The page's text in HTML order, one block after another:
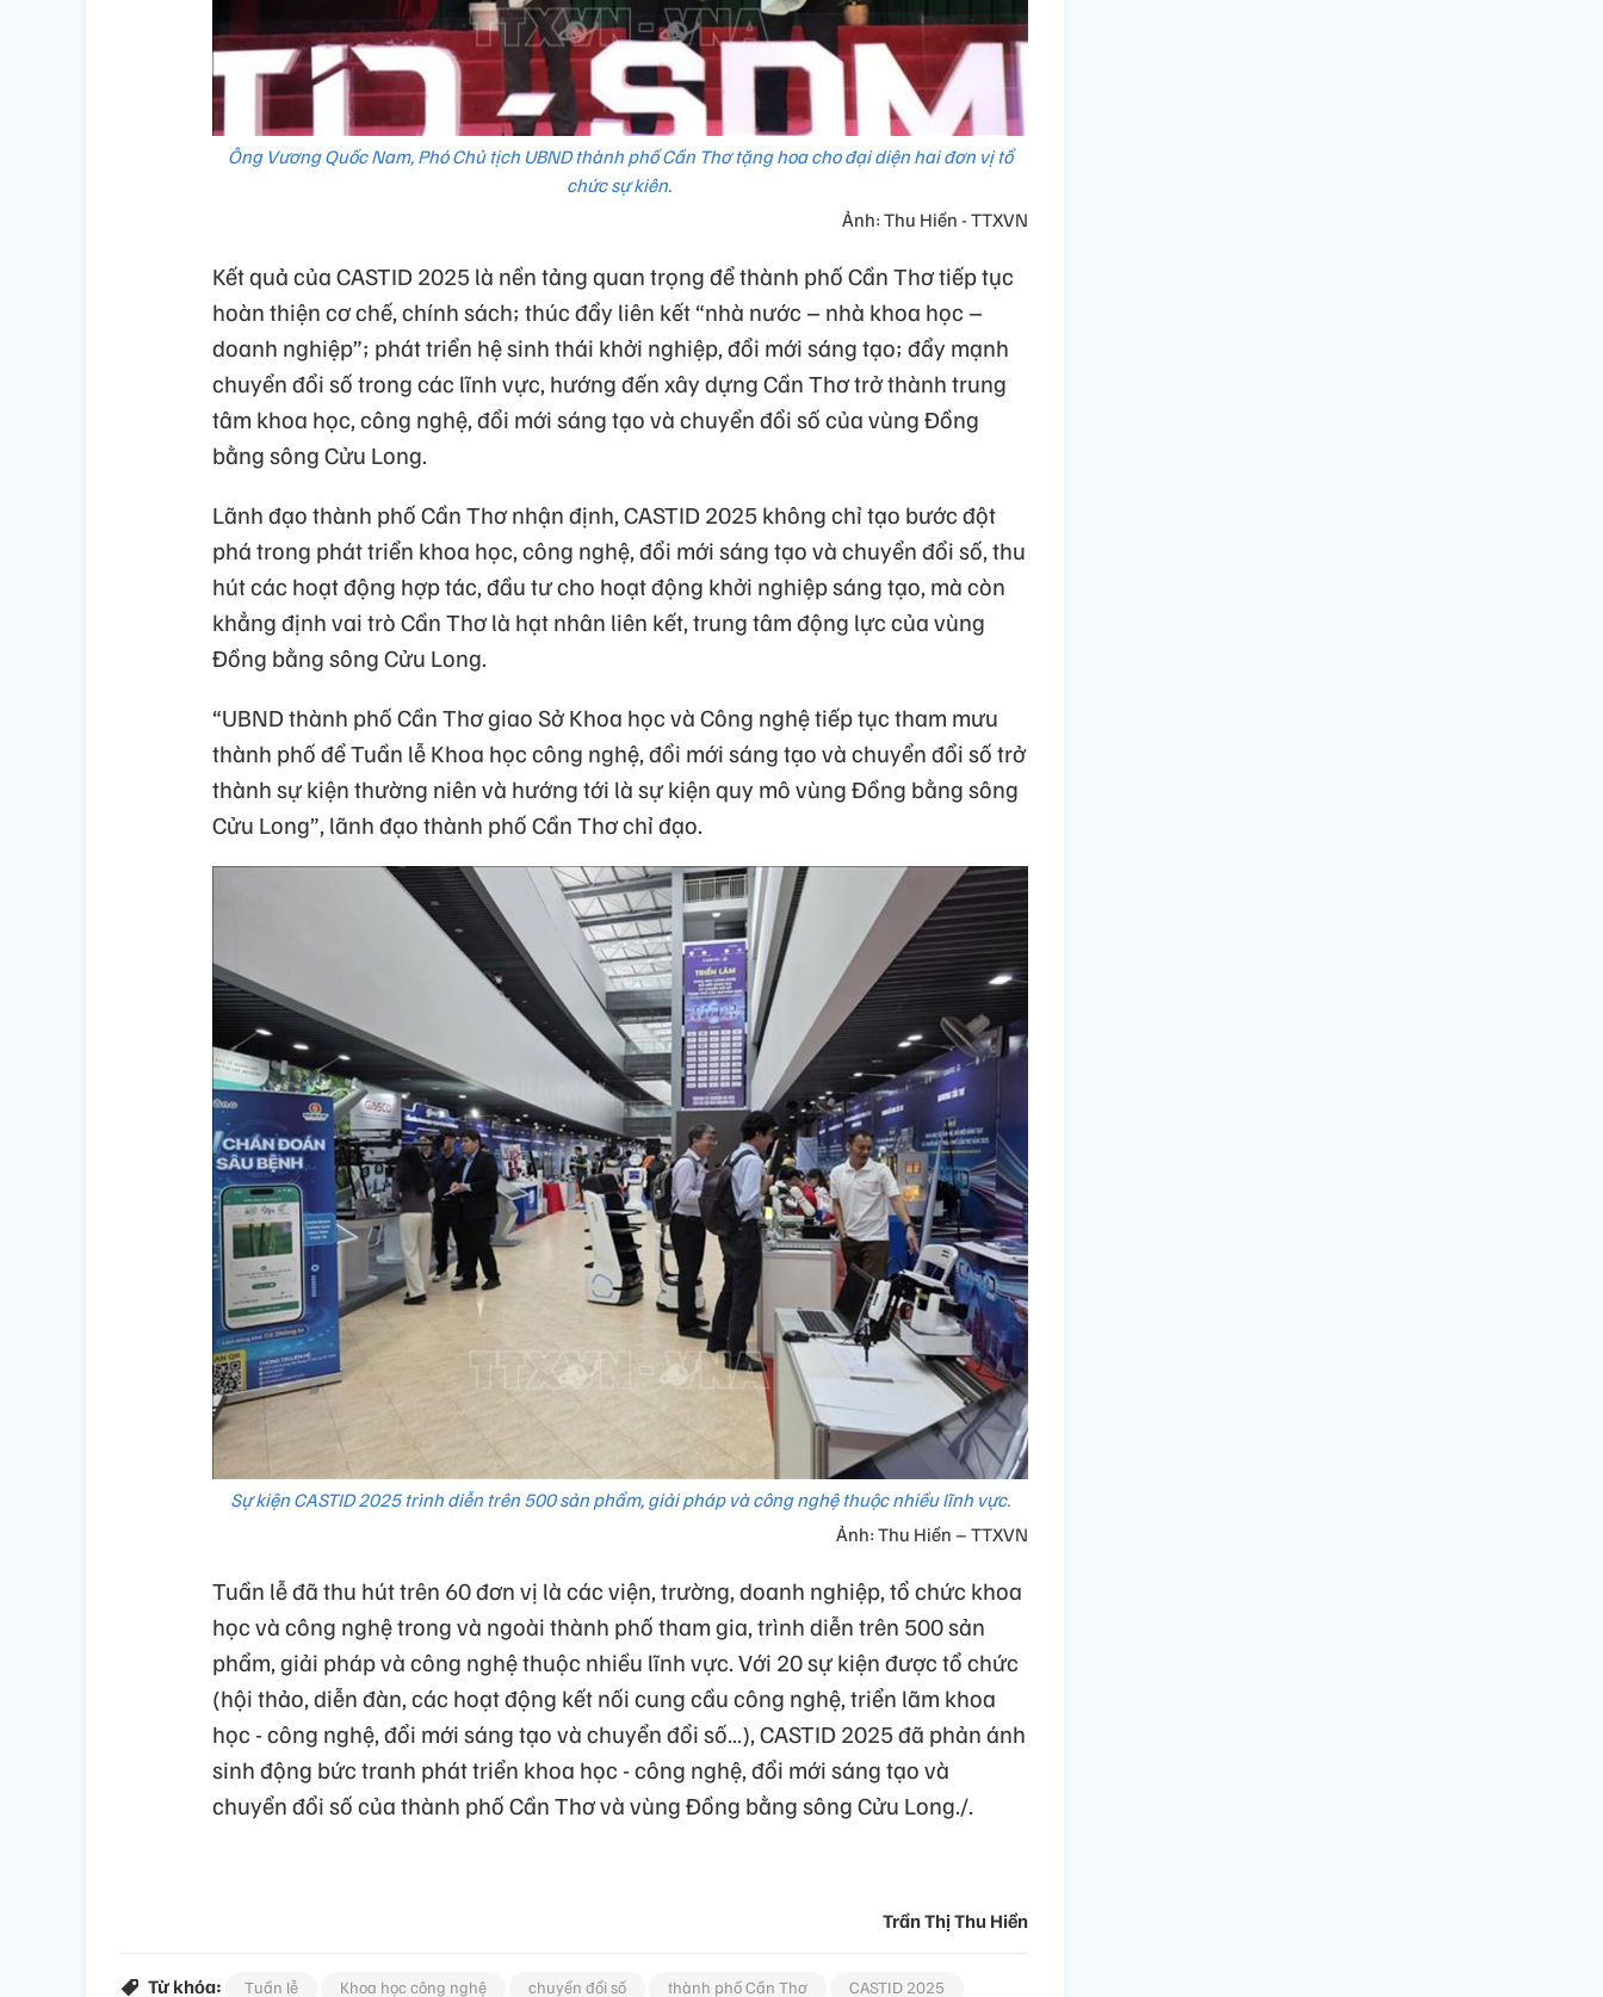
Ông Vương Quốc Nam, Phó Chủ tịch UBND thành phố Cần Thơ tặng hoa cho đại diện hai đơn vị tổ
chức sự kiên.
Ảnh: Thu Hiền - TTXVN
Kết quả của CASTID 2025 là nền tảng quan trọng để thành phố Cần Thơ tiếp tục
hoàn thiện cơ chế, chính sách; thúc đẩy liên kết “nhà nước – nhà khoa học –
doanh nghiệp”; phát triển hệ sinh thái khởi nghiệp, đổi mới sáng tạo; đẩy mạnh
chuyển đổi số trong các lĩnh vực, hướng đến xây dựng Cần Thơ trở thành trung
tâm khoa học, công nghệ, đổi mới sáng tạo và chuyển đổi số của vùng Đồng
bằng sông Cửu Long.
Lãnh đạo thành phố Cần Thơ nhận định, CASTID 2025 không chỉ tạo bước đột
phá trong phát triển khoa học, công nghệ, đổi mới sáng tạo và chuyển đổi số, thu
hút các hoạt động hợp tác, đầu tư cho hoạt động khởi nghiệp sáng tạo, mà còn
khẳng định vai trò Cần Thơ là hạt nhân liên kết, trung tâm động lực của vùng
Đồng bằng sông Cửu Long.
“UBND thành phố Cần Thơ giao Sở Khoa học và Công nghệ tiếp tục tham mưu
thành phố để Tuần lễ Khoa học công nghệ, đổi mới sáng tạo và chuyển đổi số trở
thành sự kiện thường niên và hướng tới là sự kiện quy mô vùng Đồng bằng sông
Cửu Long”, lãnh đạo thành phố Cần Thơ chỉ đạo.
Sự kiện CASTID 2025 trình diễn trên 500 sản phẩm, giải pháp và công nghệ thuộc nhiều lĩnh vực.
Ảnh: Thu Hiền – TTXVN
Tuần lễ đã thu hút trên 60 đơn vị là các viện, trường, doanh nghiệp, tổ chức khoa
học và công nghệ trong và ngoài thành phố tham gia, trình diễn trên 500 sản
phẩm, giải pháp và công nghệ thuộc nhiều lĩnh vực. Với 20 sự kiện được tổ chức
(hội thảo, diễn đàn, các hoạt động kết nối cung cầu công nghệ, triển lãm khoa
học - công nghệ, đổi mới sáng tạo và chuyển đổi số…), CASTID 2025 đã phản ánh
sinh động bức tranh phát triển khoa học - công nghệ, đổi mới sáng tạo và
chuyển đổi số của thành phố Cần Thơ và vùng Đồng bằng sông Cửu Long./.
Trần Thị Thu Hiền
Từ khóa: Tuần lễ Khoa học công nghệ chuyển đổi số thành phố Cần Thơ CASTID 2025